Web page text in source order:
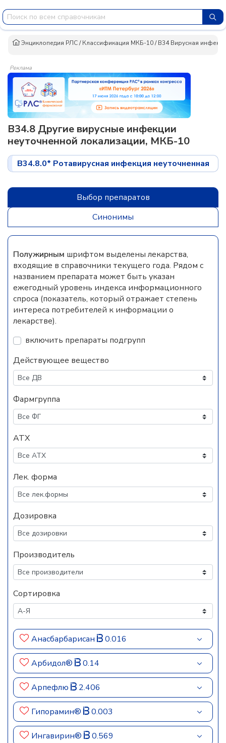
Энциклопедия РЛС/Классификация МКБ-10/B34 Вирусная
Реклама
B34.8 Другие вирусные инфекции
неуточненной локализации, МКБ-10
B34.8.0* Ротавирусная инфекция неуточненная
Выбор препаратов
Синонимы
Полужирным шрифтом выделены лекарства,
входящие в справочники текущего года. Рядом с
названием препарата может быть указан
ежегодный уровень индекса информационного
спроса (показатель, который отражает степень
интереса потребителей к информации о
лекарстве).
включить препараты подгрупп
Действующее вещество
Фармгруппа
АТХ
Лек. форма
Дозировка
Производитель
Сортировка
Анасбарбарисан 0.016
Арбидол® 0.14
Арпефлю 2.406
Гипорамин® 0.003
Ингавирин® 0.569